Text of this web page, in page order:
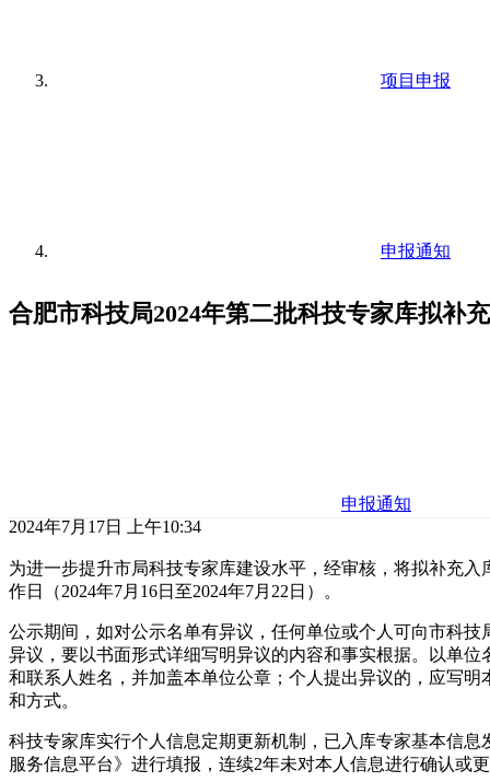
项目申报
申报通知
合肥市科技局2024年第二批科技专家库拟补
申报通知
2024年7月17日 上午10:34
为进一步提升市局科技专家库建设水平，经审核，将拟补充
作日（2024年7月16日至2024年7月22日）。
公示期间，如对公示名单有异议，任何单位或个人可向市科
异议，要以书面形式详细写明异议的内容和事实根据。以单
和联系人姓名，并加盖本单位公章；个人提出异议的，应写
和方式。
科技专家库实行个人信息定期更新机制，已入库专家基本信
服务信息平台》进行填报，连续2年未对本人信息进行确认或